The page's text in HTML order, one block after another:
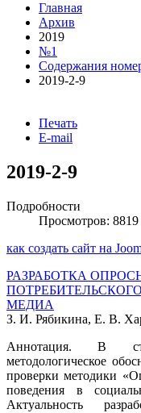
Главная
Архив
2019
№1
Содержания
2019-2-9
Печать
E-mail
2019-2-9
Подробности
Просмотров: 8819
как создать сайт на
РАЗРАБОТКА
МЕДИА
З. И. Рябикина, Е. В.
Аннотация. В
методологическое
проверки методики
поведения в
Актуальность